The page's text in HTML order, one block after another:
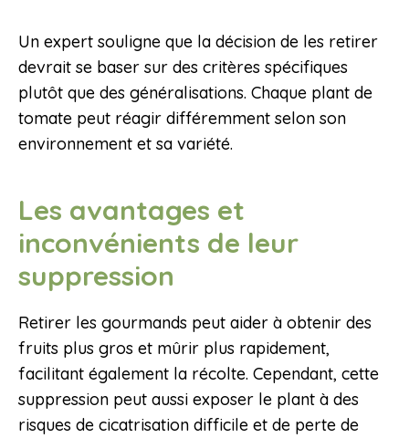
Un expert souligne que la décision de les retirer
devrait se baser sur des critères spécifiques
plutôt que des généralisations. Chaque plant de
tomate peut réagir différemment selon son
environnement et sa variété.
Les avantages et
inconvénients de leur
suppression
Retirer les gourmands peut aider à obtenir des
fruits plus gros et mûrir plus rapidement,
facilitant également la récolte. Cependant, cette
suppression peut aussi exposer le plant à des
risques de cicatrisation difficile et de perte de